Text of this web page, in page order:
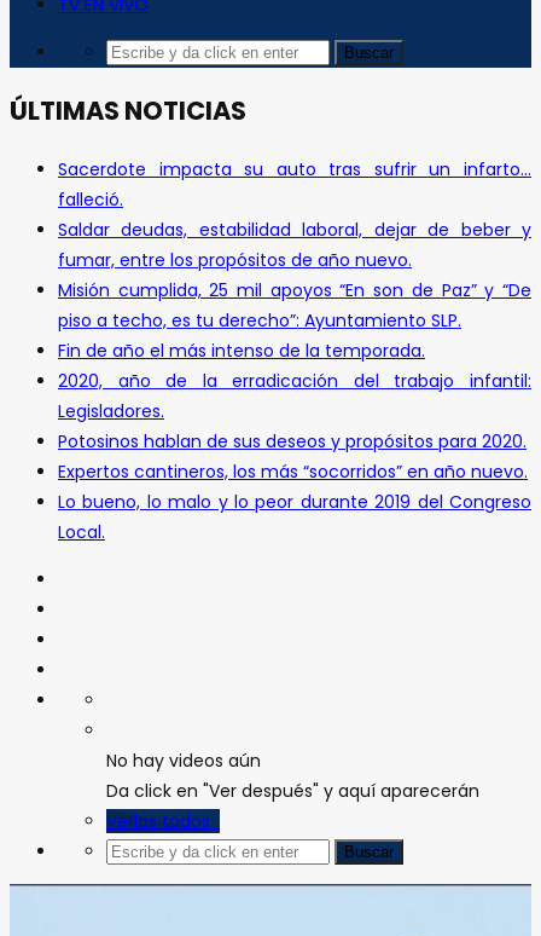
TV EN VIVO
ÚLTIMAS NOTICIAS
Sacerdote impacta su auto tras sufrir un infarto…
falleció.
Saldar deudas, estabilidad laboral, dejar de beber y
fumar, entre los propósitos de año nuevo.
Misión cumplida, 25 mil apoyos “En son de Paz” y “De
piso a techo, es tu derecho”: Ayuntamiento SLP.
Fin de año el más intenso de la temporada.
2020, año de la erradicación del trabajo infantil:
Legisladores.
Potosinos hablan de sus deseos y propósitos para 2020.
Expertos cantineros, los más “socorridos” en año nuevo.
Lo bueno, lo malo y lo peor durante 2019 del Congreso
Local.
No hay videos aún
Da click en "Ver después" y aquí aparecerán
Verlos todos